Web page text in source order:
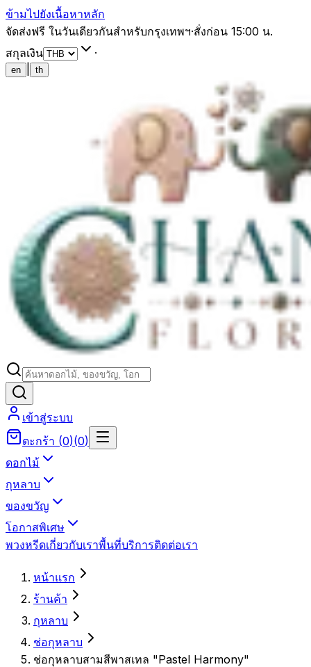
ข้ามไปยังเนื้อหาหลัก
จัดส่งฟรี ในวันเดียวกันสำหรับกรุงเทพฯ·สั่งก่อน 15:00 น.
สกุลเงิน
·
en th
เข้าสู่ระบบ
ตะกร้า (0)(0)
ดอกไม้
กุหลาบ
ของขวัญ
โอกาสพิเศษ
พวงหรีดเกี่ยวกับเราพื้นที่บริการติดต่อเรา
หน้าแรก
ร้านค้า
กุหลาบ
ช่อกุหลาบ
ช่อกุหลาบสามสีพาสเทล "Pastel Harmony"